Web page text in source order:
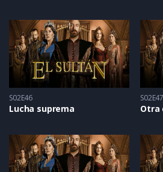
S02E46
Lucha suprema
S02E47
Otra